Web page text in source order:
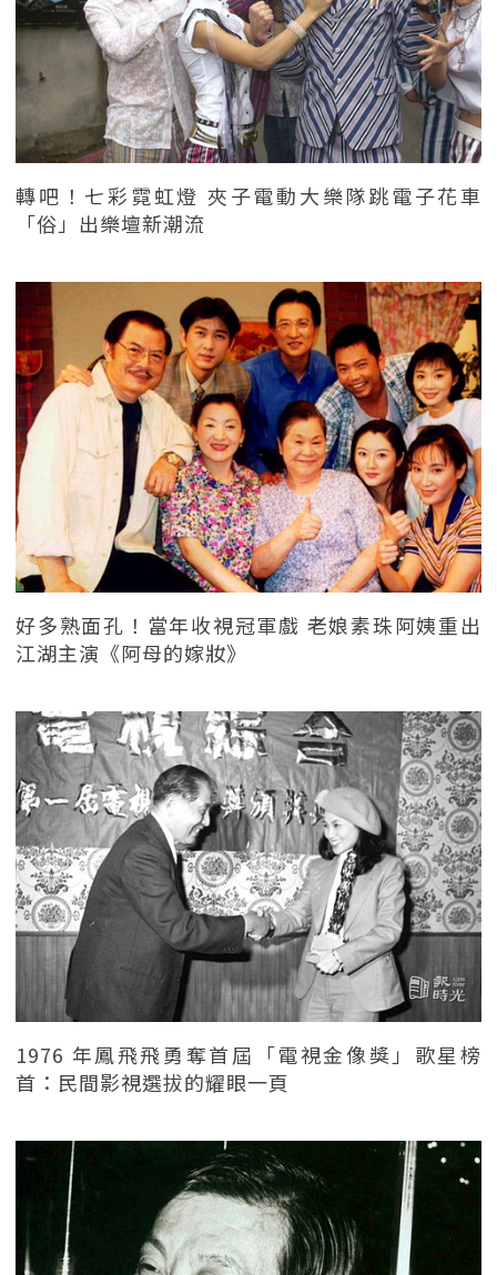
轉吧！七彩霓虹燈 夾子電動大樂隊跳電子花車
「俗」出樂壇新潮流
好多熟面孔！當年收視冠軍戲 老娘素珠阿姨重出
江湖主演《阿母的嫁妝》
1976 年鳳飛飛勇奪首屆「電視金像獎」歌星榜
首：民間影視選拔的耀眼一頁